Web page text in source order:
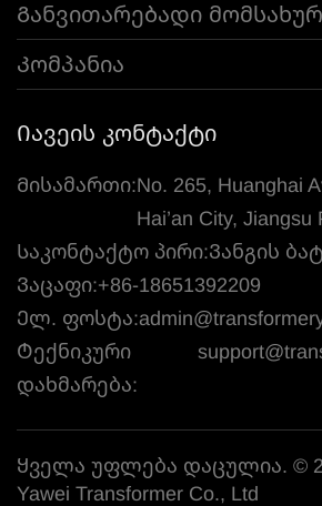
Განვითარებადი
Კომპანია
Იავეის კონტაქტი
Მისამართი:No. 265, Huanghai
Hai’an City, Jiangsu
Საკონტაქტო პირი:Ვანგის
Ვაცაფი:+86-18651392209
Ელ. ფოსტა:
Ტექნიკური
დახმარება:
Ყველა უფლება დაცულია. ©
Yawei Transformer Co., Ltd